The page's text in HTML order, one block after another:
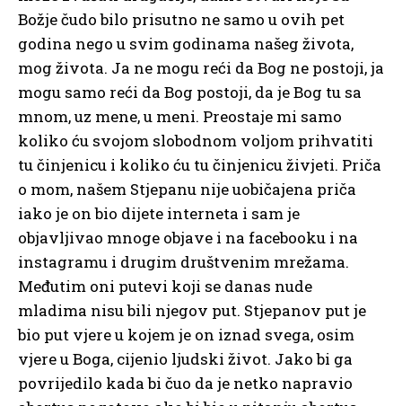
Božje čudo bilo prisutno ne samo u ovih pet
godina nego u svim godinama našeg života,
mog života. Ja ne mogu reći da Bog ne postoji, ja
mogu samo reći da Bog postoji, da je Bog tu sa
mnom, uz mene, u meni. Preostaje mi samo
koliko ću svojom slobodnom voljom prihvatiti
tu činjenicu i koliko ću tu činjenicu živjeti. Priča
o mom, našem Stjepanu nije uobičajena priča
iako je on bio dijete interneta i sam je
objavljivao mnoge objave i na facebooku i na
instagramu i drugim društvenim mrežama.
Međutim oni putevi koji se danas nude
mladima nisu bili njegov put. Stjepanov put je
bio put vjere u kojem je on iznad svega, osim
vjere u Boga, cijenio ljudski život. Jako bi ga
povrijedilo kada bi čuo da je netko napravio